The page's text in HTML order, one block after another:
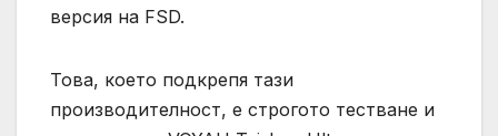
версия на FSD.
Това, което подкрепя тази
производителност, е строгото тестване и